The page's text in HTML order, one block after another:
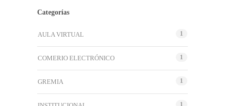
Categorías
AULA VIRTUAL 1
COMERIO ELECTRÓNICO 1
GREMIA 1
1